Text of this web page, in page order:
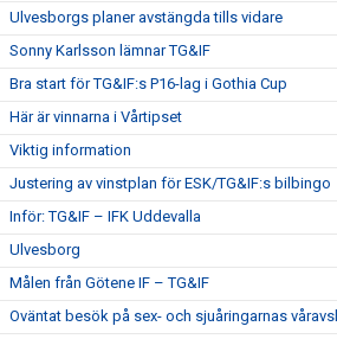
Ulvesborgs planer avstängda tills vidare
Sonny Karlsson lämnar TG&IF
Bra start för TG&IF:s P16-lag i Gothia Cup
Här är vinnarna i Vårtipset
Viktig information
Justering av vinstplan för ESK/TG&IF:s bilbingo
Inför: TG&IF – IFK Uddevalla
Ulvesborg
Målen från Götene IF – TG&IF
Oväntat besök på sex- och sjuåringarnas